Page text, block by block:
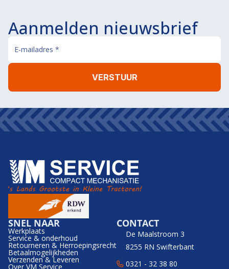
Aanmelden nieuwsbrief
SNEL NAAR
Werkplaats
Service & onderhoud
Retourneren & Herroepingsrecht
Betaalmogelijkheden
Verzenden & Leveren
Over VM Service
CONTACT
De Maalstroom 3
8255 RN Swifterbant
0321 - 32 38 80